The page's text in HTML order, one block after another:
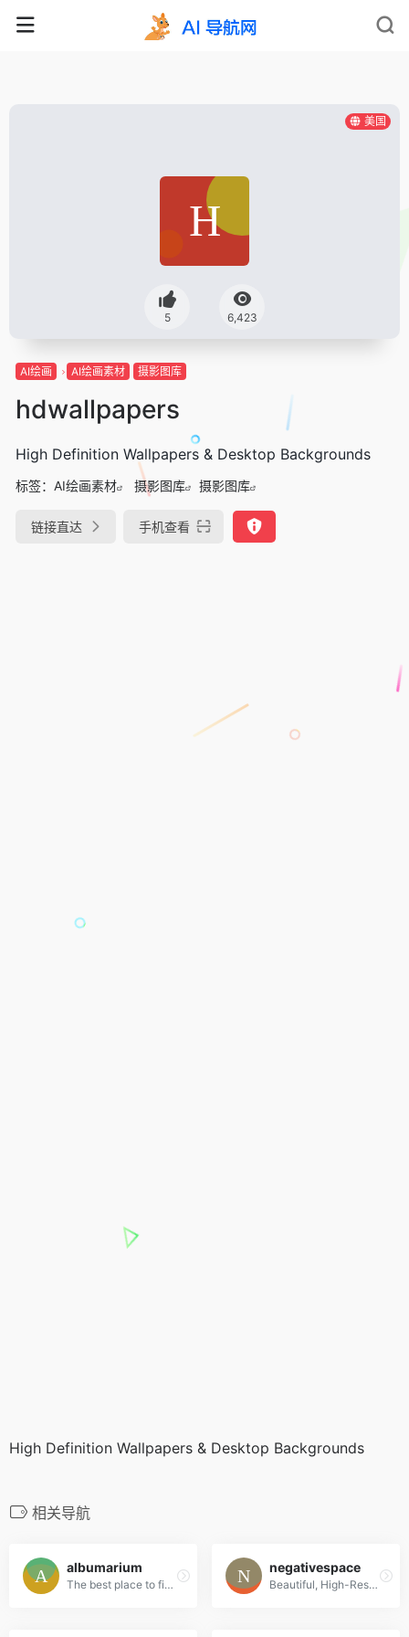
美国
5 6,423
AI绘画 AI绘画素材 摄影图库
hdwallpapers
High Definition Wallpapers & Desktop Backgrounds
标签： AI绘画素材 摄影图库 摄影图库
链接直达 手机查看
High Definition Wallpapers & Desktop Backgrounds
相关导航
albumarium
The best place to find & share beautiful images
negativespace
Beautiful, High-Resolution Free Stock Photos